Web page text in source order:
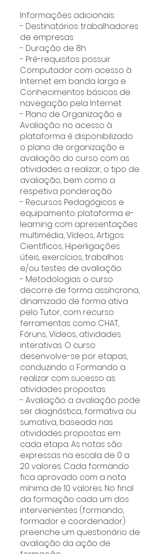
Informações adicionais:
- Destinatários: trabalhadores
de empresas
- Duração de 8h
- Pré-requisitos: possuir
Computador com acesso à
Internet em banda larga e
Conhecimentos básicos de
navegação pela Internet
- Plano de Organização e
Avaliação: no acesso à
plataforma é disponibilizado
o plano de organização e
avaliação do curso com as
atividades a realizar, o tipo de
avaliação, bem como a
respetiva ponderação.
- Recursos Pedagógicos e
equipamento: plataforma e-
learning com apresentações
multimédia, Vídeos, Artigos
Científicos, Hiperligações
úteis, exercícios, trabalhos
e/ou testes de avaliação.
- Metodologias: o curso
decorre de forma assíncrona,
dinamizado de forma ativa
pelo Tutor, com recurso
ferramentas como CHAT,
Fóruns, Vídeos, atividades
interativas. O curso
desenvolve-se por etapas,
conduzindo o Formando a
realizar com sucesso as
atividades propostas.
- Avaliação: a avaliação pode
ser diagnóstica, formativa ou
sumativa, baseada nas
atividades propostas em
cada etapa. As notas são
expressas na escala de 0 a
20 valores. Cada formando
fica aprovado com a nota
mínima de 10 valores. No final
da formação cada um dos
intervenientes (formando,
formador e coordenador)
preenche um questionário de
avaliação da ação de